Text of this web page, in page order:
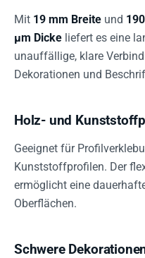
Mit 19 mm Breite und
µm Dicke liefert es eine
unauffällige, klare
Dekorationen und
Holz- und
Geeignet für
Kunststoffprofilen. Der
ermöglicht eine
Oberflächen.
Schwere